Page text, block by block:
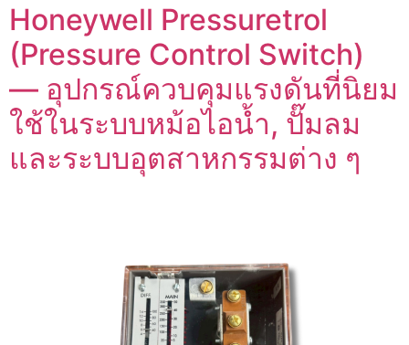
Honeywell Pressuretrol
(Pressure Control Switch)
— อุปกรณ์ควบคุมแรงดันที่นิยม
ใช้ในระบบหม้อไอน้ำ, ปั๊มลม
และระบบอุตสาหกรรมต่าง ๆ